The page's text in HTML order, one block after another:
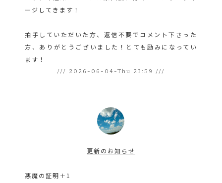
ージしてきます！
拍手していただいた方、返信不要でコメント下さった
方、ありがとうございました！とても励みになってい
ます！
/// 2026-06-04-Thu 23:59 ///
更新のお知らせ
悪魔の証明＋1